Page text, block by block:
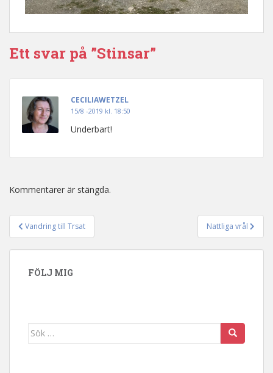
Ett svar på ”Stinsar”
CECILIAWETZEL
15/8 -2019 kl. 18:50
Underbart!
Kommentarer är stängda.
Inläggsnavigering
Vandring till Trsat Nattliga vrål
FÖLJ MIG
Sök efter: